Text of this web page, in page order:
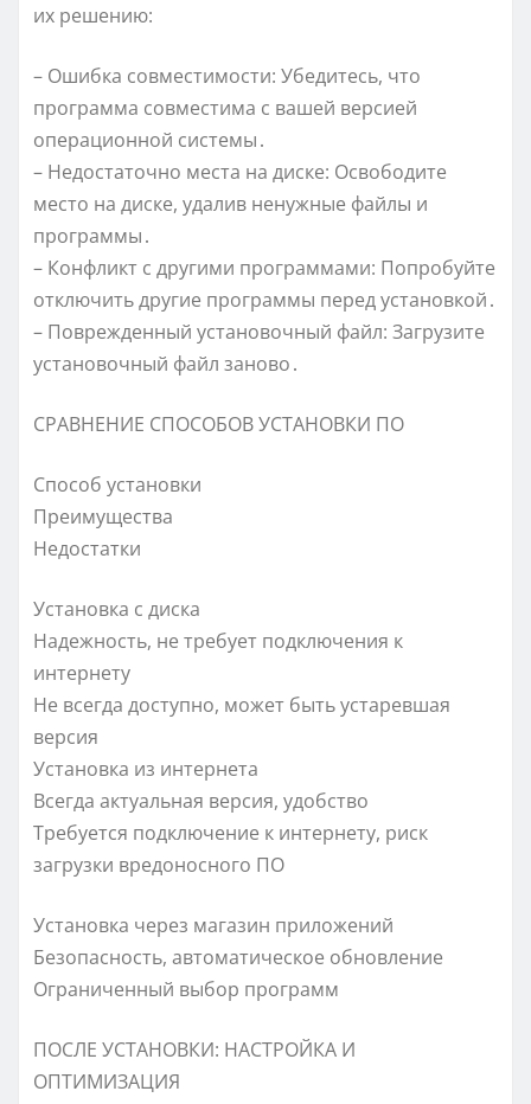
их решению:
– Ошибка совместимости: Убедитесь, что
программа совместима с вашей версией
операционной системы․
– Недостаточно места на диске: Освободите
место на диске, удалив ненужные файлы и
программы․
– Конфликт с другими программами: Попробуйте
отключить другие программы перед установкой․
– Поврежденный установочный файл: Загрузите
установочный файл заново․
СРАВНЕНИЕ СПОСОБОВ УСТАНОВКИ ПО
Способ установки
Преимущества
Недостатки
Установка с диска
Надежность, не требует подключения к
интернету
Не всегда доступно, может быть устаревшая
версия
Установка из интернета
Всегда актуальная версия, удобство
Требуется подключение к интернету, риск
загрузки вредоносного ПО
Установка через магазин приложений
Безопасность, автоматическое обновление
Ограниченный выбор программ
ПОСЛЕ УСТАНОВКИ: НАСТРОЙКА И
ОПТИМИЗАЦИЯ